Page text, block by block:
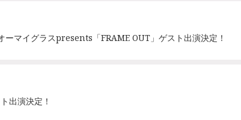
マイグラスpresents「FRAME OUT」ゲスト出演決定！
出演決定！